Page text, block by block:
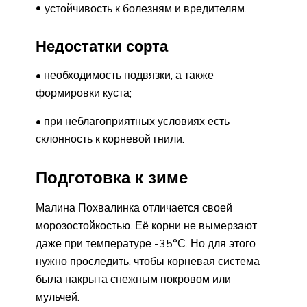
устойчивость к болезням и вредителям.
Недостатки сорта
• необходимость подвязки, а также
формировки куста;
• при неблагоприятных условиях есть
склонность к корневой гнили.
Подготовка к зиме
Малина Похвалинка отличается своей
морозостойкостью. Её корни не вымерзают
даже при температуре -35°С. Но для этого
нужно проследить, чтобы корневая система
была накрыта снежным покровом или
мульчей.